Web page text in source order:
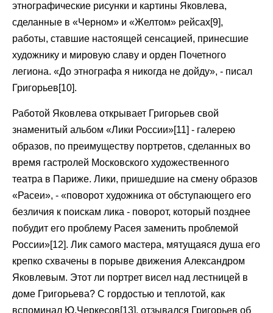
этнографические рисунки и картины Яковлева,
сделанные в «Черном» и «Желтом» рейсах[9],
работы, ставшие настоящей сенсацией, принесшие
художнику и мировую славу и орден Почетного
легиона. «До этнографа я никогда не дойду», - писал
Григорьев[10].
Работой Яковлева открывает Григорьев свой
знаменитый альбом «Лики России»[11] - галерею
образов, по преимуществу портретов, сделанных во
время гастролей Московского художественного
театра в Париже. Лики, пришедшие на смену образов
«Расеи», - «поворот художника от обступающего его
безличия к поискам лика - поворот, который позднее
побудит его проблему Расея заменить проблемой
России»[12]. Лик самого мастера, мятущаяся душа его
крепко схвачены в порыве движения Александром
Яковлевым. Этот ли портрет висел над лестницей в
доме Григорьева? С гордостью и теплотой, как
вспоминал Ю.Черкесов[13], отзывался Григорьев об